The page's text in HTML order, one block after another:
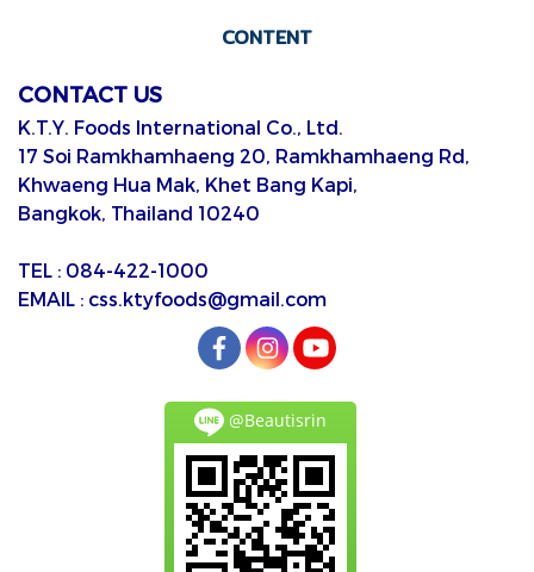
CONTENT
CONTACT US
K.T.Y. Foods International Co., Ltd.
17 Soi Ramkhamhaeng 20, Ramkhamhaeng Rd,
Khwaeng Hua Mak, Khet Bang Kapi,
Bangkok, Thailand 10240
TEL : 084-422-1000
EMAIL : css.ktyfoods@gmail.com
@Beautisrin